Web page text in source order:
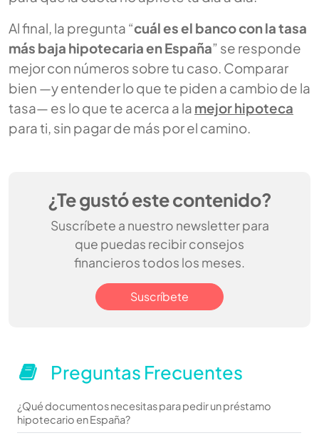
Al final, la pregunta “cuál es el banco con la tasa
más baja hipotecaria en España” se responde
mejor con números sobre tu caso. Comparar
bien —y entender lo que te piden a cambio de la
tasa— es lo que te acerca a la mejor hipoteca
para ti, sin pagar de más por el camino.
¿Te gustó este contenido?
Suscríbete a nuestro newsletter para
que puedas recibir consejos
financieros todos los meses.
Suscríbete
Preguntas Frecuentes
¿Qué documentos necesitas para pedir un préstamo
hipotecario en España?